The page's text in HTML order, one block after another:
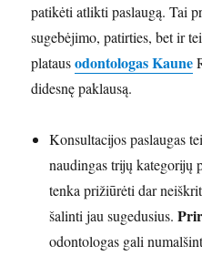
patikėti atlikti paslaugą. Tai
sugebėjimo, patirties, bet ir
platausodontologas Kaune
didesnę paklausą.
Konsultacijos paslaugas
naudingas trijų kategorijų
tenka prižiūrėti dar
šalinti jau sugedusius.
odontologas gali